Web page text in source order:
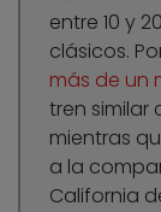
entre 10 y
clásicos.
más de un
tren similar
mientras
a la
California